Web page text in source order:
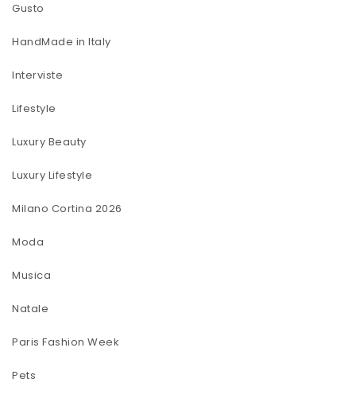
Gusto
HandMade in Italy
Interviste
Lifestyle
Luxury Beauty
Luxury Lifestyle
Milano Cortina 2026
Moda
Musica
Natale
Paris Fashion Week
Pets